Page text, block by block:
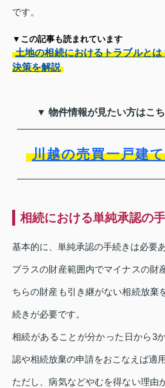
です。
▼この記事も読まれています
土地の相続におけるトラブルと
決策を解説
▼ 物件情報が見たい方はこ
川越の売買一戸建
相続における単純承認の
基本的に、単純承認の手続きは必要
プラスの財産範囲内でマイナスの財
ちらの財産も引き継がない相続放棄
続きが必要です。
相続があることが分かった日から3
認や相続放棄の申請をおこなえば適
ただし、病気などやむを得ない理由